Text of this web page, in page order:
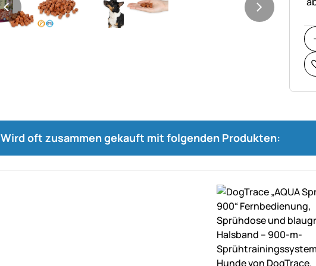
Wird oft zusammen gekauft mit folgenden Produkten: